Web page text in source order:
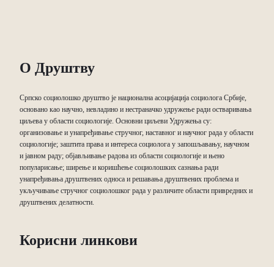
О Друштву
Српско социолошко друштво је национална асоцијација социолога Србије,
основано као научно, невладино и нестраначко удружење ради остваривања
циљева у области социологије. Основни циљеви Удружења су:
организовање и унапређивање стручног, наставног и научног рада у области
социологије; заштита права и интереса социолога у запошљавању, научном
и јавном раду; објављивање радова из области социологије и њено
популарисање; ширење и коришћење социолошких сазнања ради
унапређивања друштвених односа и решавања друштвених проблема и
укључивање стручног социолошког рада у различите области привредних и
друштвених делатности.
Корисни линкови